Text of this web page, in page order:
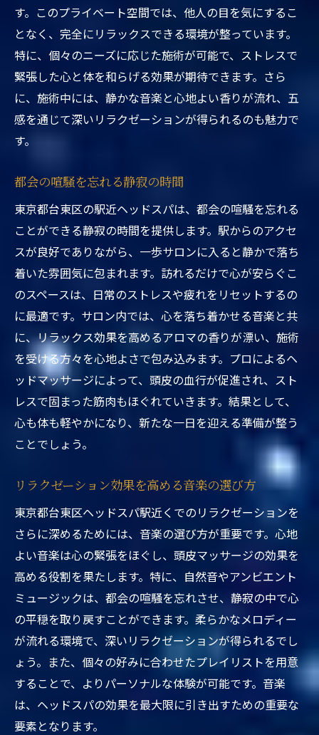
す。このプライベート空間では、他人の目を気にするこ
となく、完全にリラックスできる環境が整っています。
特に、個々のニーズに応じた施術が可能で、ストレスで
緊張した心と体を和らげる効果が期待できます。さら
に、施術中には、静かな音楽と心地よい香りが流れ、五
感を通じて深いリラクゼーションが得られるのも魅力で
す。
都会の喧騒を忘れる静寂の時間
東京都台東区の駅近ヘッドスパは、都会の喧騒を忘れる
ことができる静寂の時間を提供します。駅からのアクセ
スが良好でありながら、一歩サロンに入ると静かで落ち
着いた雰囲気に包まれます。訪れるだけで心が安らぐこ
のスペースは、日常のストレスや疲れをリセットするの
に最適です。サロン内では、心を落ち着かせる音楽と共
に、リラックス効果を高めるアロマの香りが漂い、施術
を受ける方々を心地よさで包み込みます。プロによるヘ
ッドマッサージによって、頭皮の血行が促進され、スト
レスで固まった筋肉もほぐれていきます。結果として、
心も体も軽やかになり、新たな一日を迎える準備が整う
ことでしょう。
リラクゼーション効果を高める音楽の選び方
東京都台東区ヘッドスパ駅近くでのリラクゼーションを
さらに深めるためには、音楽の選び方が重要です。心地
よい音楽は心の緊張をほぐし、頭皮マッサージの効果を
高める役割を果たします。特に、自然音やアンビエント
ミュージックは、都会の喧騒を忘れさせ、静寂の中で心
の平穏を取り戻すことができます。柔らかなメロディー
が流れる環境で、深いリラクゼーションが得られるでし
ょう。また、個々の好みに合わせたプレイリストを用意
することで、よりパーソナルな体験が可能です。音楽
は、ヘッドスパの効果を最大限に引き出すための重要な
要素となります。